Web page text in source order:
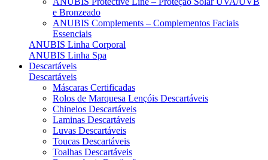
e Bronzeado
ANUBIS Complements – Complementos Faciais
Essenciais
ANUBIS Linha Corporal
ANUBIS Linha Spa
Descartáveis
Descartáveis
Máscaras Certificadas
Rolos de Marquesa Lençóis Descartáveis
Chinelos Descartáveis
Laminas Descartáveis
Luvas Descartáveis
Toucas Descartáveis
Toalhas Descartáveis